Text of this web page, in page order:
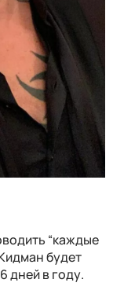
“каждые
будет
дней в году.